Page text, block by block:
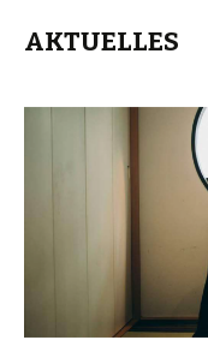
AKTUELLES